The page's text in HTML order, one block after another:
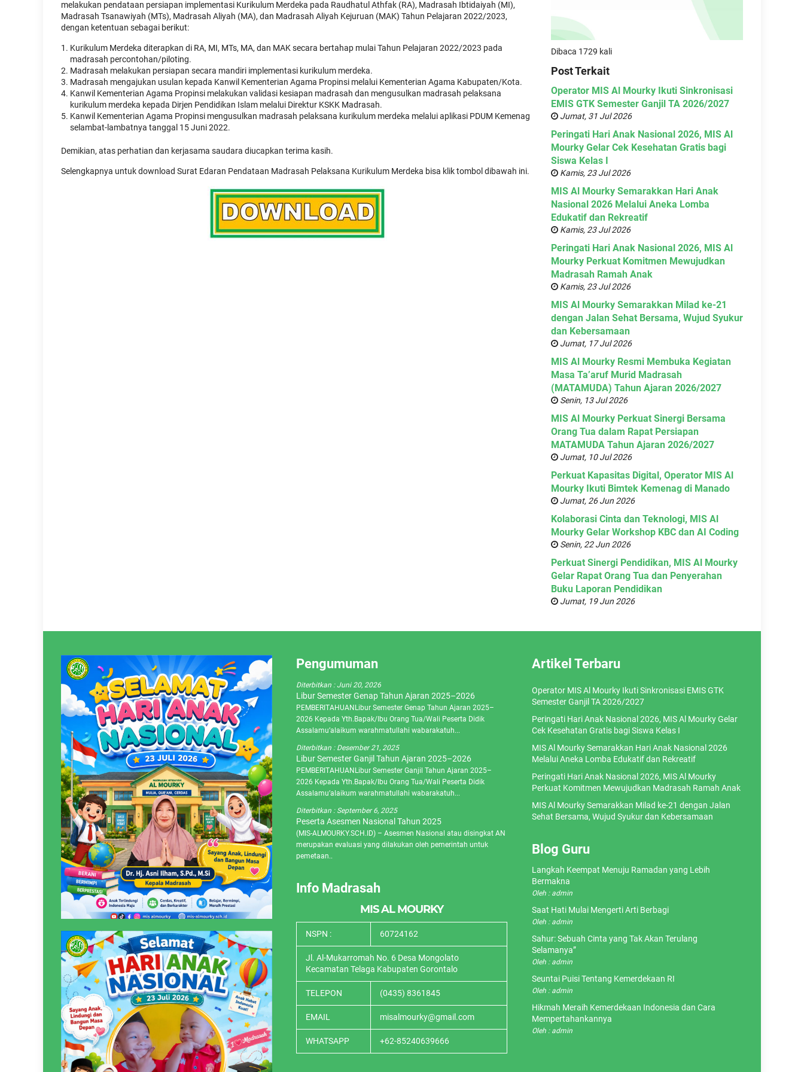
melakukan pendataan persiapan implementasi Kurikulum Merdeka pada Raudhatul Athfak (RA), Madrasah Ibtidaiyah (MI),
Madrasah Tsanawiyah (MTs), Madrasah Aliyah (MA), dan Madrasah Aliyah Kejuruan (MAK) Tahun Pelajaran 2022/2023,
dengan ketentuan sebagai berikut:
Kurikulum Merdeka diterapkan di RA, MI, MTs, MA, dan MAK secara bertahap mulai Tahun Pelajaran 2022/2023 pada
madrasah percontohan/piloting.
Madrasah melakukan persiapan secara mandiri implementasi kurikulum merdeka.
Madrasah mengajukan usulan kepada Kanwil Kementerian Agama Propinsi melalui Kementerian Agama Kabupaten/Kota.
Kanwil Kementerian Agama Propinsi melakukan validasi kesiapan madrasah dan mengusulkan madrasah pelaksana
kurikulum merdeka kepada Dirjen Pendidikan Islam melalui Direktur KSKK Madrasah.
Kanwil Kementerian Agama Propinsi mengusulkan madrasah pelaksana kurikulum merdeka melalui aplikasi PDUM Kemenag
selambat-lambatnya tanggal 15 Juni 2022.
Demikian, atas perhatian dan kerjasama saudara diucapkan terima kasih.
Selengkapnya untuk download Surat Edaran Pendataan Madrasah Pelaksana Kurikulum Merdeka bisa klik tombol dibawah ini.
Dibaca 1729 kali
Post Terkait
Operator MIS Al Mourky Ikuti Sinkronisasi
EMIS GTK Semester Ganjil TA 2026/2027
Jumat, 31 Jul 2026
Peringati Hari Anak Nasional 2026, MIS Al
Mourky Gelar Cek Kesehatan Gratis bagi
Siswa Kelas I
Kamis, 23 Jul 2026
MIS Al Mourky Semarakkan Hari Anak
Nasional 2026 Melalui Aneka Lomba
Edukatif dan Rekreatif
Kamis, 23 Jul 2026
Peringati Hari Anak Nasional 2026, MIS Al
Mourky Perkuat Komitmen Mewujudkan
Madrasah Ramah Anak
Kamis, 23 Jul 2026
MIS Al Mourky Semarakkan Milad ke-21
dengan Jalan Sehat Bersama, Wujud Syukur
dan Kebersamaan
Jumat, 17 Jul 2026
MIS Al Mourky Resmi Membuka Kegiatan
Masa Ta’aruf Murid Madrasah
(MATAMUDA) Tahun Ajaran 2026/2027
Senin, 13 Jul 2026
MIS Al Mourky Perkuat Sinergi Bersama
Orang Tua dalam Rapat Persiapan
MATAMUDA Tahun Ajaran 2026/2027
Jumat, 10 Jul 2026
Perkuat Kapasitas Digital, Operator MIS Al
Mourky Ikuti Bimtek Kemenag di Manado
Jumat, 26 Jun 2026
Kolaborasi Cinta dan Teknologi, MIS Al
Mourky Gelar Workshop KBC dan AI Coding
Senin, 22 Jun 2026
Perkuat Sinergi Pendidikan, MIS Al Mourky
Gelar Rapat Orang Tua dan Penyerahan
Buku Laporan Pendidikan
Jumat, 19 Jun 2026
Pengumuman
Diterbitkan :Juni 20, 2026
Libur Semester Genap Tahun Ajaran 2025–2026
PEMBERITAHUANLibur Semester Genap Tahun Ajaran 2025–
2026 Kepada Yth.Bapak/Ibu Orang Tua/Wali Peserta Didik
Assalamu’alaikum warahmatullahi wabarakatuh...
Diterbitkan : Desember 21, 2025
Libur Semester Ganjil Tahun Ajaran 2025–2026
PEMBERITAHUANLibur Semester Ganjil Tahun Ajaran 2025–
2026 Kepada Yth.Bapak/Ibu Orang Tua/Wali Peserta Didik
Assalamu’alaikum warahmatullahi wabarakatuh...
Diterbitkan : September 6, 2025
Peserta Asesmen Nasional Tahun 2025
(MIS-ALMOURKY.SCH.ID) – Asesmen Nasional atau disingkat AN
merupakan evaluasi yang dilakukan oleh pemerintah untuk
pemetaan..
Info Madrasah
MIS AL MOURKY
NSPN : 60724162
Jl. Al-Mukarromah No. 6 Desa Mongolato
Kecamatan Telaga Kabupaten Gorontalo
TELEPON (0435) 8361845
EMAIL misalmourky@gmail.com
WHATSAPP +62-85240639666
Artikel Terbaru
Operator MIS Al Mourky Ikuti Sinkronisasi EMIS GTK
Semester Ganjil TA 2026/2027
Peringati Hari Anak Nasional 2026, MIS Al Mourky Gelar
Cek Kesehatan Gratis bagi Siswa Kelas I
MIS Al Mourky Semarakkan Hari Anak Nasional 2026
Melalui Aneka Lomba Edukatif dan Rekreatif
Peringati Hari Anak Nasional 2026, MIS Al Mourky
Perkuat Komitmen Mewujudkan Madrasah Ramah Anak
MIS Al Mourky Semarakkan Milad ke-21 dengan Jalan
Sehat Bersama, Wujud Syukur dan Kebersamaan
Blog Guru
Langkah Keempat Menuju Ramadan yang Lebih
Bermakna
Oleh : admin
Saat Hati Mulai Mengerti Arti Berbagi
Oleh : admin
Sahur: Sebuah Cinta yang Tak Akan Terulang
Selamanya”
Oleh : admin
Seuntai Puisi Tentang Kemerdekaan RI
Oleh : admin
Hikmah Meraih Kemerdekaan Indonesia dan Cara
Mempertahankannya
Oleh : admin